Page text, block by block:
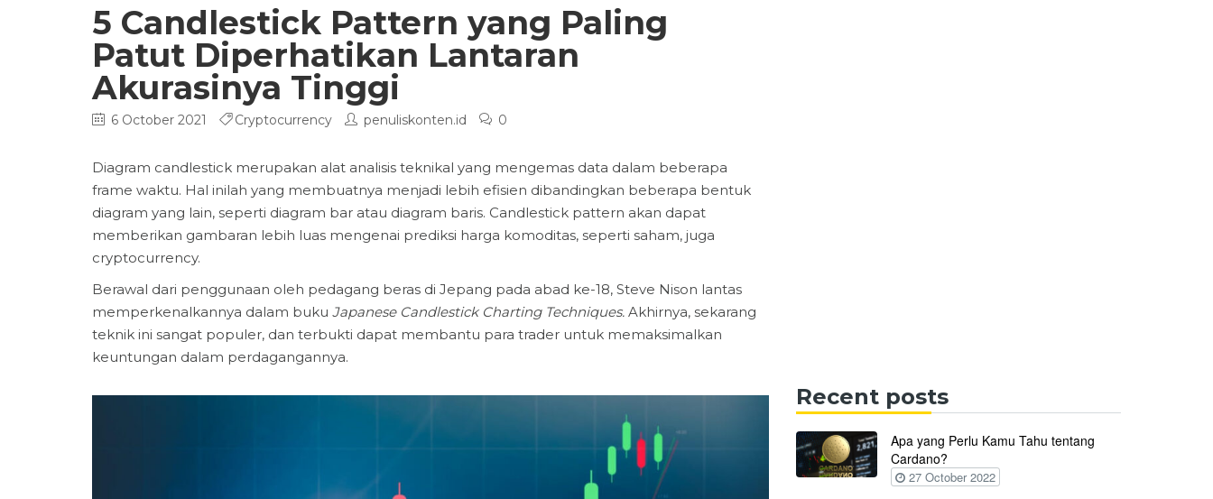
5 Candlestick Pattern yang Paling
Patut Diperhatikan Lantaran
Akurasinya Tinggi
6 October 2021 Cryptocurrency penuliskonten.id 0
Diagram candlestick merupakan alat analisis teknikal yang mengemas data dalam beberapa
frame waktu. Hal inilah yang membuatnya menjadi lebih efisien dibandingkan beberapa bentuk
diagram yang lain, seperti diagram bar atau diagram baris. Candlestick pattern akan dapat
memberikan gambaran lebih luas mengenai prediksi harga komoditas, seperti saham, juga
cryptocurrency.
Berawal dari penggunaan oleh pedagang beras di Jepang pada abad ke-18, Steve Nison lantas
memperkenalkannya dalam buku Japanese Candlestick Charting Techniques. Akhirnya, sekarang
teknik ini sangat populer, dan terbukti dapat membantu para trader untuk memaksimalkan
keuntungan dalam perdagangannya.
Recent posts
Apa yang Perlu Kamu Tahu tentang
Cardano?
27 October 2022